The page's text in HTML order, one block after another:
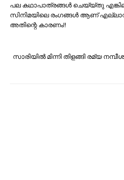
പല കഥാപാത്രങ്ങള്‍ ചെയ്യ്തു
സിനിമയിലെ രംഗങ്ങള്‍ ആണ്
അതിന്റെ കാരണം!!
സാരിയില്‍ മിന്നി തിളങ്ങി രമ്യ